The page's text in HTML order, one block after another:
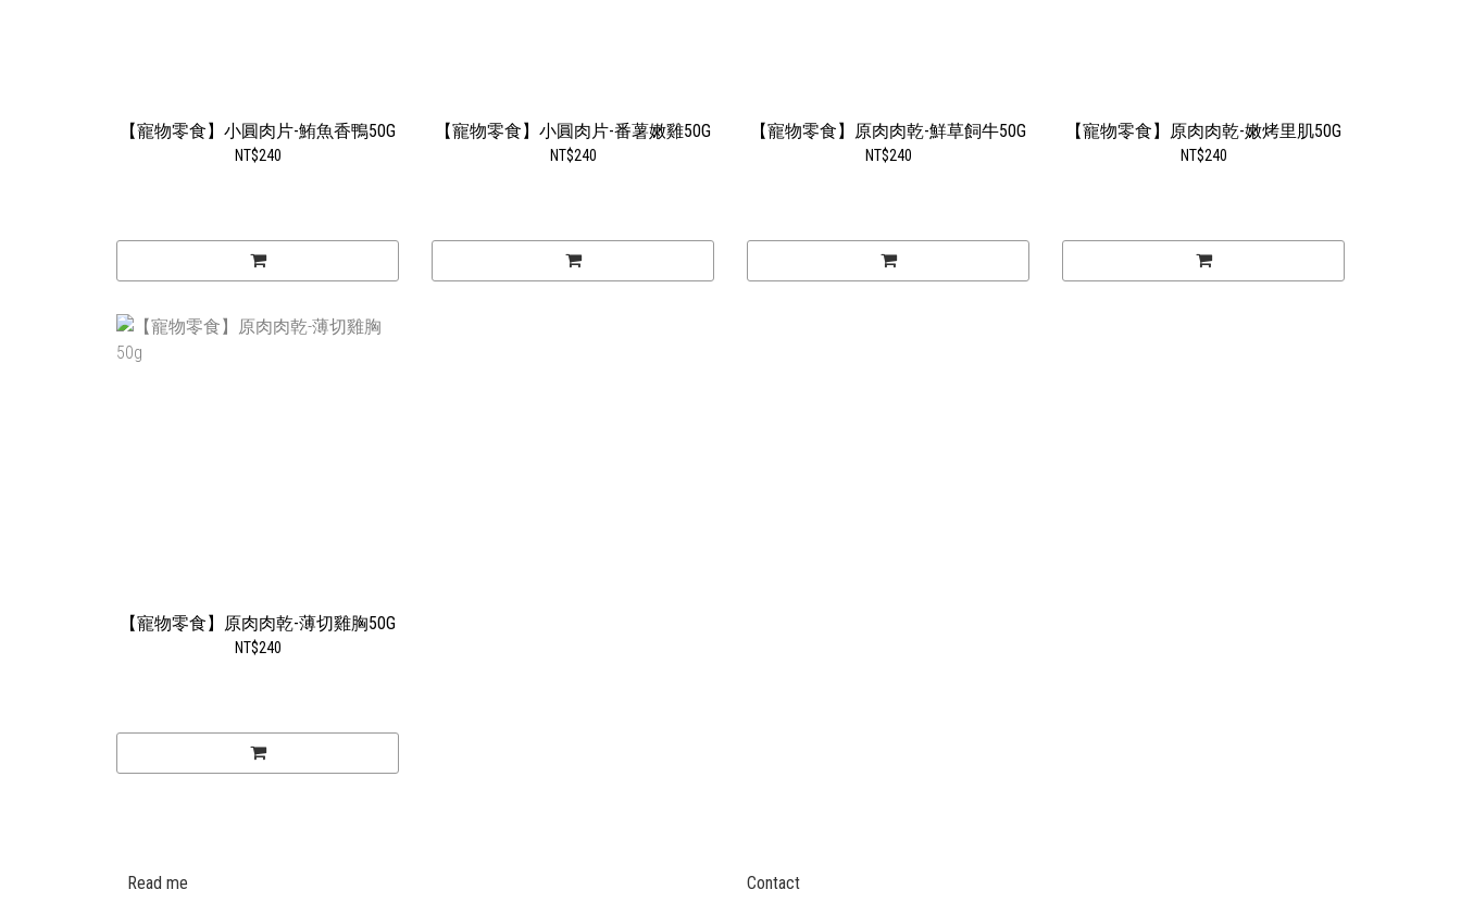
【寵物零食】小圓肉片-鮪魚香鴨50G
NT$240
【寵物零食】小圓肉片-番薯嫩雞50G
NT$240
【寵物零食】原肉肉乾-鮮草飼牛50G
NT$240
【寵物零食】原肉肉乾-嫩烤里肌50G
NT$240
【寵物零食】原肉肉乾-薄切雞胸50G
NT$240
Read me Contact